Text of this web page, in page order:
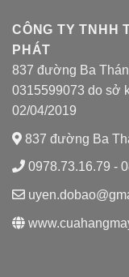
CÔNG TY TNHH
PHÁT
837 đường Ba
0315599073 do sở
02/04/2019
837 đường Ba
0978.73.16.79 -